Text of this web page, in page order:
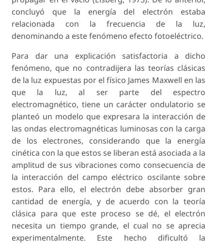
concluyó que la energía del electrón estaba
relacionada con la frecuencia de la luz,
denominando a este fenómeno efecto fotoeléctrico.
Para dar una explicación satisfactoria a dicho
fenómeno, que no contradijera las teorías clásicas
de la luz expuestas por el físico James Maxwell en las
que la luz, al ser parte del espectro
electromagnético, tiene un carácter ondulatorio se
planteó un modelo que expresara la interacción de
las ondas electromagnéticas luminosas con la carga
de los electrones, considerando que la energía
cinética con la que estos se liberan está asociada a la
amplitud de sus vibraciones como consecuencia de
la interacción del campo eléctrico oscilante sobre
estos. Para ello, el electrón debe absorber gran
cantidad de energía, y de acuerdo con la teoría
clásica para que este proceso se dé, el electrón
necesita un tiempo grande, el cual no se aprecia
experimentalmente. Este hecho dificultó la